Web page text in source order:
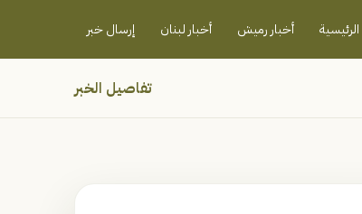
الرئيسية أخبار رميش أخبار لبنان إرسال خبر
تفاصيل الخبر